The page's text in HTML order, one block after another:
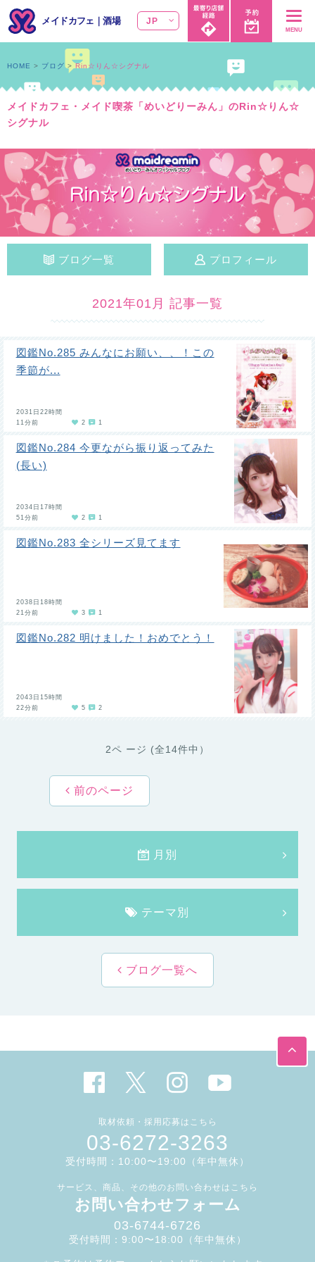
メイドカフェ ｜酒場 JP
MENU
メイドカフェ・メイド喫茶「めいどりーみん」のRin☆りん☆
シグナル
HOME ブログ Rin☆りん☆シグナル
ブログ一覧 プロフィール
2021年01月 記事一覧
図鑑No.285 みんなにお願い、、！この
季節が...
2031日22時間
11分前
2 1
図鑑No.284 今更ながら振り返ってみた
(長い)
2034日17時間
51分前
2 1
図鑑No.283 全シリーズ見てます
2038日18時間
21分前
3 1
図鑑No.282 明けました！おめでとう！
2043日15時間
22分前
5 2
2ペ ージ (全14件中）
前のページ
月別
テーマ別
ブログ一覧へ
取材依頼・採用応募はこちら
03-6272-3263
受付時間：10:00〜19:00（年中無休）
サービス、商品、その他のお問い合わせはこちら
お問い合わせフォーム
03-6744-6726
受付時間：9:00〜18:00（年中無休）